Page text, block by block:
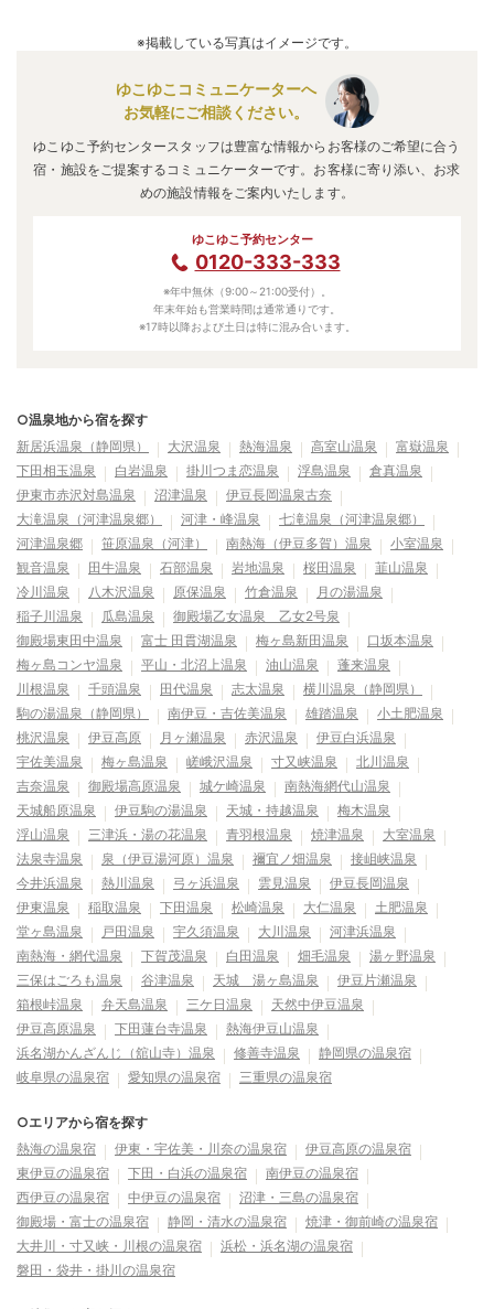
※掲載している写真はイメージです。
ゆこゆこコミュニケーターへ
お気軽にご相談ください。
ゆこゆこ予約センタースタッフは豊富な情報からお客様のご希望に合う
宿・施設をご提案するコミュニケーターです。お客様に寄り添い、お求
めの施設情報をご案内いたします。
ゆこゆこ予約センター
0120-333-333
※年中無休（9:00～21:00受付）。
年末年始も営業時間は通常通りです。
※17時以降および土日は特に混み合います。
○温泉地から宿を探す
新居浜温泉（静岡県）
大沢温泉 熱海温泉 高室山温泉
富嶽温泉
下田相玉温泉
白岩温泉 掛川つま恋温泉 浮島温泉
倉真温泉
伊東市赤沢対島温泉
沼津温泉
伊豆長岡温泉古奈
大滝温泉（河津温泉郷）
河津・峰温泉
七滝温泉（河津温泉郷）
河津温泉郷
笹原温泉（河津） 南熱海（伊豆多賀）温泉
小室温泉
観音温泉
田牛温泉 石部温泉 岩地温泉 桜田温泉
韮山温泉
冷川温泉
八木沢温泉 原保温泉 竹倉温泉
月の湯温泉
稲子川温泉
瓜島温泉
御殿場乙女温泉 乙女2号泉
御殿場東田中温泉
富士 田貫湖温泉 梅ヶ島新田温泉
口坂本温泉
梅ヶ島コンヤ温泉
平山・北沼上温泉 油山温泉
蓬来温泉
川根温泉
千頭温泉 田代温泉 志太温泉
横川温泉（静岡県）
駒の湯温泉（静岡県）
南伊豆・吉佐美温泉 雄踏温泉
小土肥温泉
桃沢温泉
伊豆高原 月ヶ瀬温泉 赤沢温泉
伊豆白浜温泉
宇佐美温泉
梅ヶ島温泉 嵯峨沢温泉 寸又峡温泉
北川温泉
吉奈温泉
御殿場高原温泉 城ケ崎温泉
南熱海網代山温泉
天城船原温泉
伊豆駒の湯温泉 天城・持越温泉
梅木温泉
浮山温泉
三津浜・湯の花温泉 青羽根温泉 焼津温泉
大室温泉
法泉寺温泉
泉（伊豆湯河原）温泉 禰宜ノ畑温泉
接岨峡温泉
今井浜温泉
熱川温泉 弓ヶ浜温泉 雲見温泉
伊豆長岡温泉
伊東温泉
稲取温泉 下田温泉 松崎温泉 大仁温泉
土肥温泉
堂ヶ島温泉
戸田温泉 宇久須温泉 大川温泉
河津浜温泉
南熱海・網代温泉
下賀茂温泉 白田温泉 畑毛温泉
湯ヶ野温泉
三保はごろも温泉
谷津温泉 天城 湯ヶ島温泉
伊豆片瀬温泉
箱根峠温泉
弁天島温泉 三ケ日温泉
天然中伊豆温泉
伊豆高原温泉
下田蓮台寺温泉
熱海伊豆山温泉
浜名湖かんざんじ（舘山寺）温泉
修善寺温泉
静岡県の温泉宿
岐阜県の温泉宿
愛知県の温泉宿 三重県の温泉宿
○エリアから宿を探す
熱海の温泉宿
伊東・宇佐美・川奈の温泉宿
伊豆高原の温泉宿
東伊豆の温泉宿
下田・白浜の温泉宿
南伊豆の温泉宿
西伊豆の温泉宿
中伊豆の温泉宿
沼津・三島の温泉宿
御殿場・富士の温泉宿
静岡・清水の温泉宿
焼津・御前崎の温泉宿
大井川・寸又峡・川根の温泉宿
浜松・浜名湖の温泉宿
磐田・袋井・掛川の温泉宿